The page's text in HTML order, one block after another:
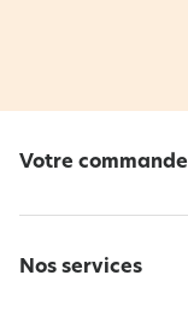
Votre commande
Nos services